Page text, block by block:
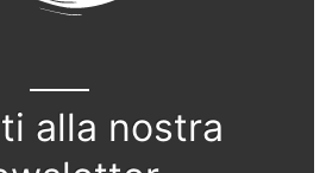
alla nostra